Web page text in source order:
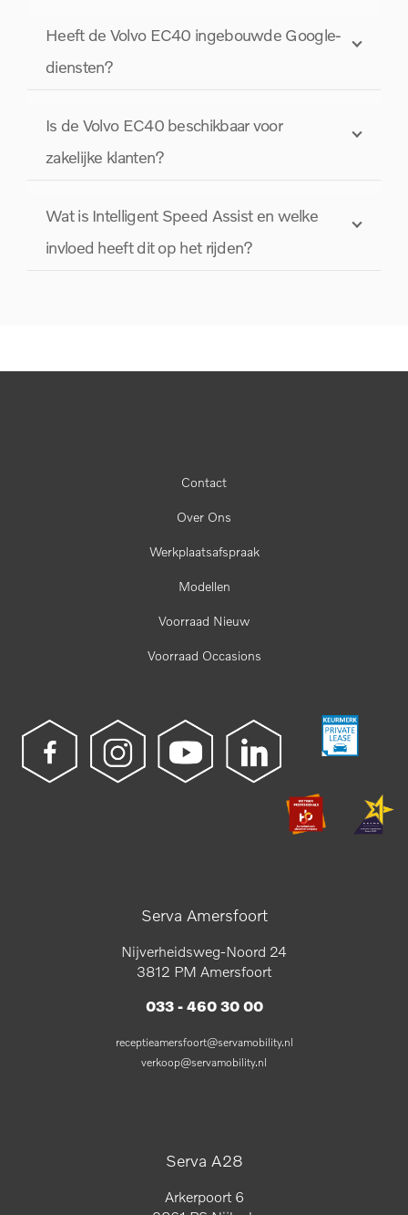
Heeft de Volvo EC40 ingebouwde Google-
diensten?
Is de Volvo EC40 beschikbaar voor
zakelijke klanten?
Wat is Intelligent Speed Assist en welke
invloed heeft dit op het rijden?
Contact
Over Ons
Werkplaatsafspraak
Modellen
Voorraad Nieuw
Voorraad Occasions
Serva Amersfoort
Nijverheidsweg-Noord 24
3812 PM Amersfoort
033 - 460 30 00
receptieamersfoort@servamobility.nl
verkoop@servamobility.nl
Serva A28
Arkerpoort 6